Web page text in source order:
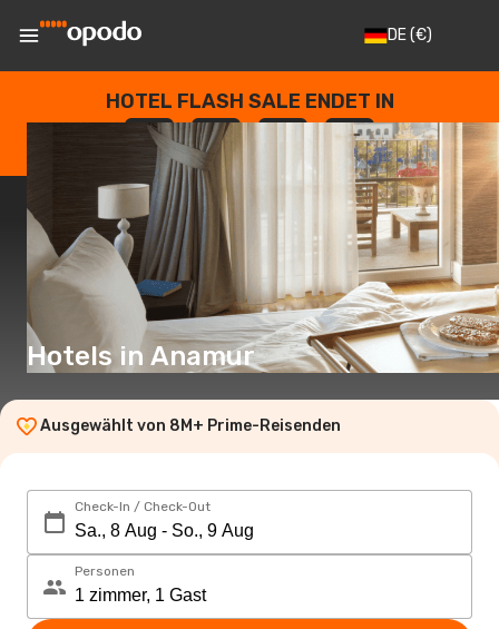
DE(€)
HOTEL FLASH SALE ENDET IN
--
TAGE
: --
STUNDEN
: --
SEKUNDEN
Hotels in Anamur
Ausgewählt von 8M+ Prime-Reisenden
Check-In / Check-Out
Personen